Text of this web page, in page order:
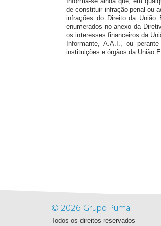
de constituir infração penal ou
infrações do Direito da União
enumerados no anexo da
os interesses financeiros da
Informante, A.A.I., ou
instituições e órgãos da União
© 2026 Grupo Puma
Todos os direitos reservados